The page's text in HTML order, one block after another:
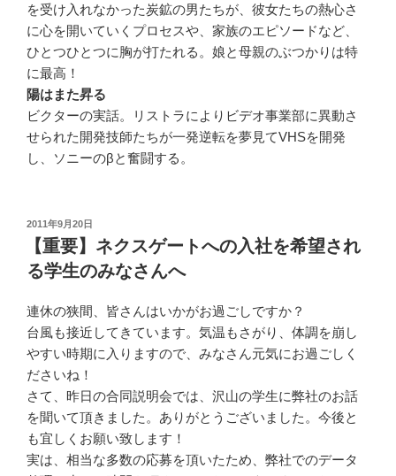
を受け入れなかった炭鉱の男たちが、彼女たちの熱心さ
に心を開いていくプロセスや、家族のエピソードなど、
ひとつひとつに胸が打たれる。娘と母親のぶつかりは特
に最高！
陽はまた昇る
ビクターの実話。リストラによりビデオ事業部に異動さ
せられた開発技師たちが一発逆転を夢見てVHSを開発
し、ソニーのβと奮闘する。
投
日:
2011年9月20日
【重要】ネクスゲートへの入社を希望され
る学生のみなさんへ
連休の狭間、皆さんはいかがお過ごしですか？
台風も接近してきています。気温もさがり、体調を崩し
やすい時期に入りますので、みなさん元気にお過ごしく
ださいね！
さて、昨日の合同説明会では、沢山の学生に弊社のお話
を聞いて頂きました。ありがとうございました。今後と
も宜しくお願い致します！
実は、相当な多数の応募を頂いたため、弊社でのデータ